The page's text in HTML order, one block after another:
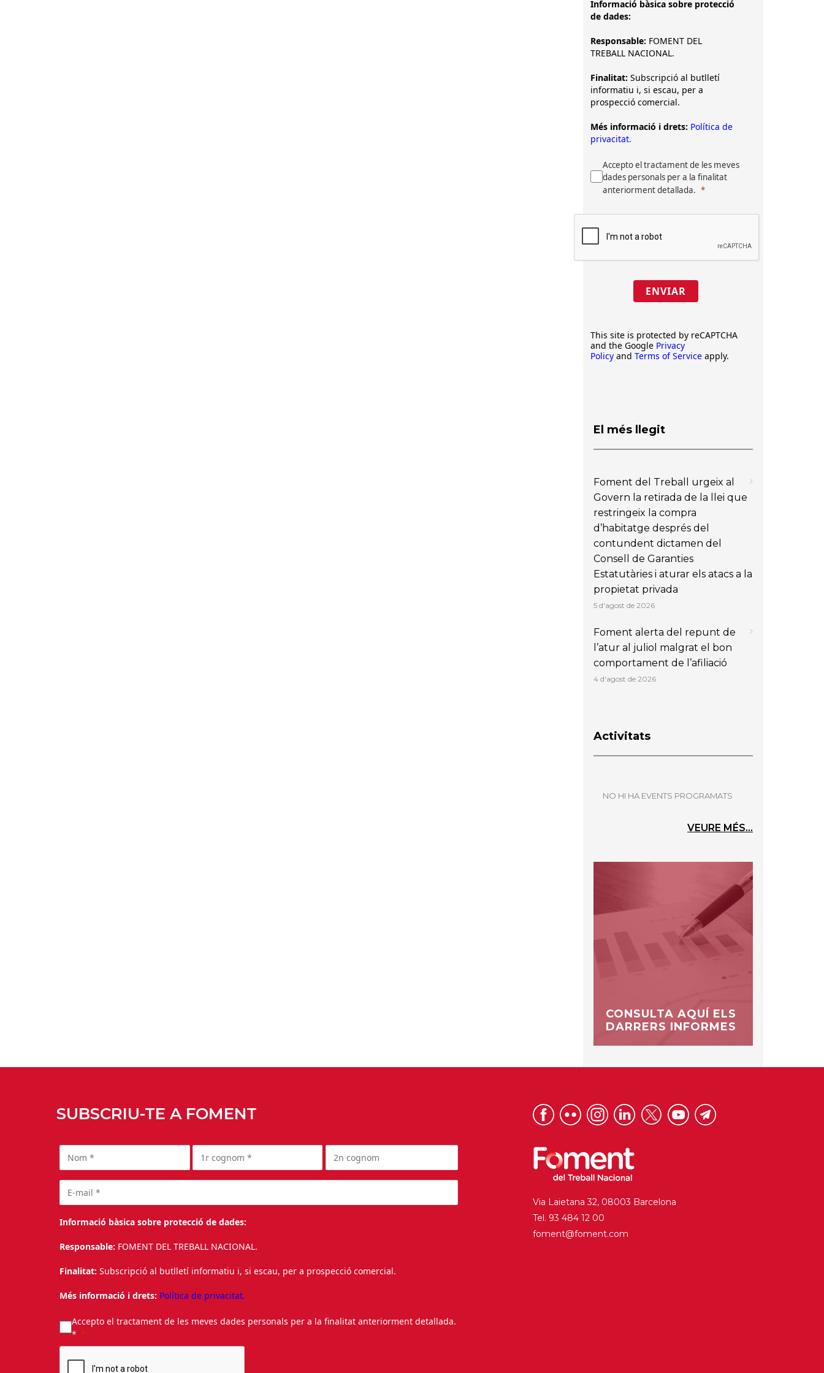
Informació bàsica sobre protecció
de dades:
Responsable: FOMENT DEL
TREBALL NACIONAL.
Finalitat: Subscripció al butlletí
informatiu i, si escau, per a
prospecció comercial.
Més informació i drets: Política de
privacitat.
Accepto el tractament de les meves
dades personals per a la finalitat
anteriorment detallada.
ENVIAR
This site is protected by reCAPTCHA
and the Google Privacy
Policy and Terms of Service apply.
El més llegit
Foment del Treball urgeix al
Govern la retirada de la llei que
restringeix la compra
d’habitatge després del
contundent dictamen del
Consell de Garanties
Estatutàries i aturar els atacs a la
propietat privada
5 d'agost de 2026
Foment alerta del repunt de
l’atur al juliol malgrat el bon
comportament de l’afiliació
4 d'agost de 2026
Activitats
NO HI HA EVENTS PROGRAMATS
VEURE MÉS...
CONSULTA AQUÍ ELS
DARRERS INFORMES
SUBSCRIU-TE A FOMENT
Informació bàsica sobre protecció de dades:
Responsable: FOMENT DEL TREBALL NACIONAL.
Finalitat: Subscripció al butlletí informatiu i, si escau, per a prospecció comercial.
Més informació i drets: Política de privacitat.
Accepto el tractament de les meves dades personals per a la finalitat anteriorment detallada.
*
Via Laietana 32, 08003 Barcelona
Tel. 93 484 12 00
foment@foment.com